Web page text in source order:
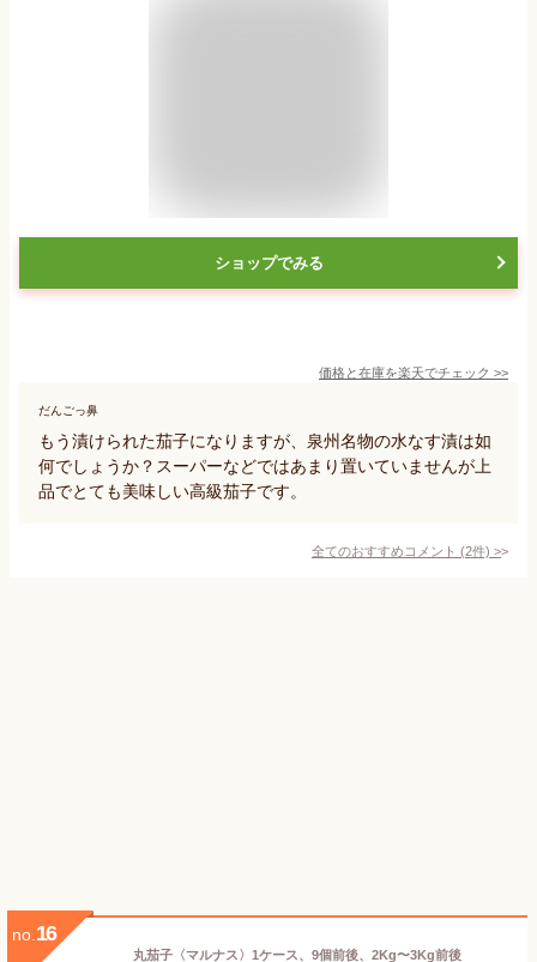
ショップでみる
価格と在庫を楽天でチェック >>
だんごっ鼻
もう漬けられた茄子になりますが、泉州名物の水なす漬は如
何でしょうか？スーパーなどではあまり置いていませんが上
品でとても美味しい高級茄子です。
全てのおすすめコメント (2件) >
no. 16
丸茄子〈マルナス〉1ケース、9個前後、2Kg〜3Kg前後